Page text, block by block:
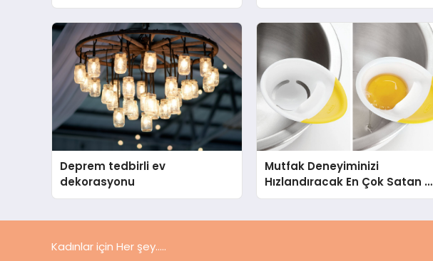
Deprem tedbirli ev
dekorasyonu
Mutfak Deneyiminizi
Hızlandıracak En Çok Satan 9
Ürün
Kadınlar için Her şey.....